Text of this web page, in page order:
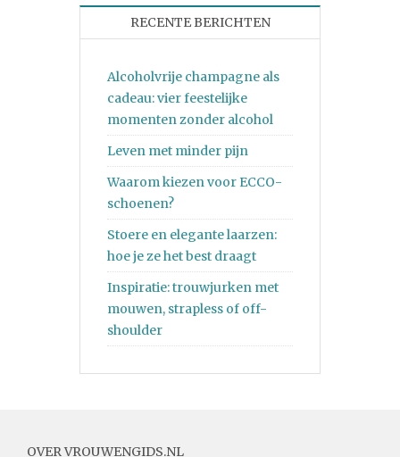
RECENTE BERICHTEN
Alcoholvrije champagne als
cadeau: vier feestelijke
momenten zonder alcohol
Leven met minder pijn
Waarom kiezen voor ECCO-
schoenen?
Stoere en elegante laarzen:
hoe je ze het best draagt
Inspiratie: trouwjurken met
mouwen, strapless of off-
shoulder
OVER VROUWENGIDS.NL